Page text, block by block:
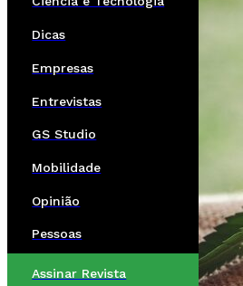
Dicas
Empresas
Entrevistas
GS Studio
Mobilidade
Opinião
Pessoas
Assinar Revista